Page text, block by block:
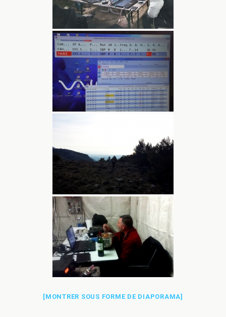
[MONTRER SOUS FORME DE DIAPORAMA]